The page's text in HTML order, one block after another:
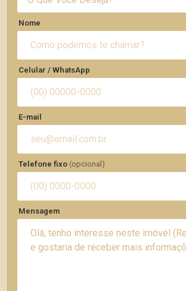
Nome
Celular / WhatsApp
E-mail
Telefone fixo (opcional)
Mensagem